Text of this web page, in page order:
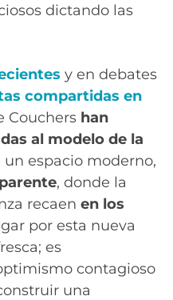
dictando las
y en debates
compartidas en
Couchers han
al modelo de la
un espacio moderno,
, donde la
recaen en los
por esta nueva
es
contagioso
una